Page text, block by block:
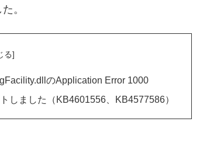
。
のApplication Error 1000
しました（KB4601556、KB4577586）